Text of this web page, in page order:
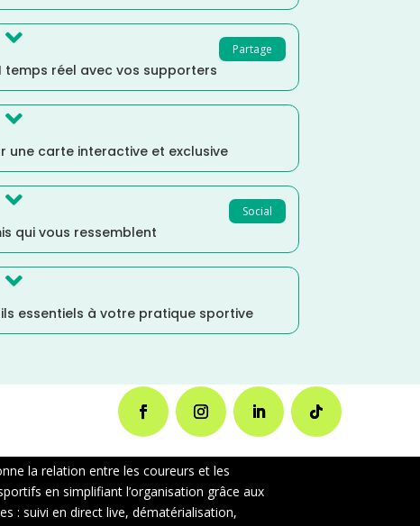
Partage

temps réel avec vos supporters

une carte interactive et exclusive
Social

qui vous ressemblent

essentiels à votre pratique sportive
la relation entre les coureurs et les
en simplifiant l’organisation grâce aux
: suivi en direct live, dématérialisation,